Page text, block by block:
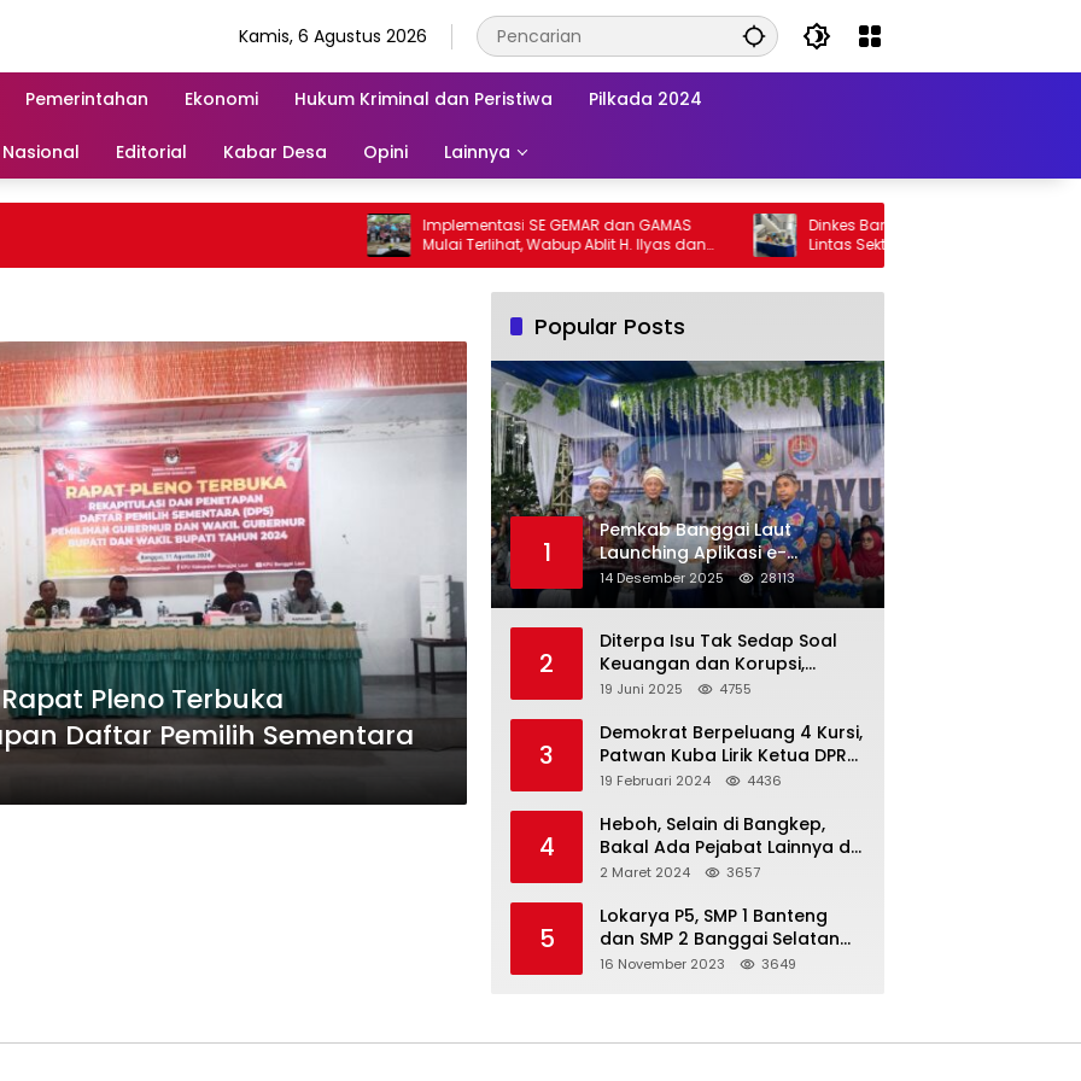
Kamis, 6 Agustus 2026
Pemerintahan Ekonomi Hukum Kriminal dan Peristiwa Pilkada 2024
Nasional Editorial Kabar Desa Opini Lainnya
Implementasi SE GEMAR dan GAMAS
Mulai Terlihat, Wabup Ablit H. Ilyas dan
Para Ayah di Banggai Laut Kompak
Dinkes Banggai Laut Gelar Pertemuan
Lintas Sektor Perkuat Upaya Penurunan
Stunting di Banggai Laut
Pleno Terbuka
Daftar Pemilih Sementara
Popular Posts
1
Pemkab Banggai Laut
Launching Aplikasi e-
Balimang V.3, Integrasikan
SAKIP hingga Satu Data
14 Desember 2025 28113
2
Diterpa Isu Tak Sedap Soal
Keuangan dan Korupsi,
Pemda Balut Sebut Isu Tak
19 Juni 2025 4755
3
Demokrat Berpeluang 4 Kursi,
Patwan Kuba Lirik Ketua DPRD
Banggai Laut
19 Februari 2024 4436
4
Heboh, Selain di Bangkep,
Bakal Ada Pejabat Lainnya di
Banggai Laut yang Bakal di
2 Maret 2024 3657
5
Lokarya P5, SMP 1 Banteng
dan SMP 2 Banggai Selatan
Curi Perhatian
16 November 2023 3649